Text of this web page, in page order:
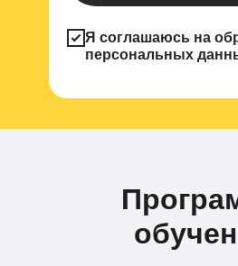
Я соглашаюсь на
персональных